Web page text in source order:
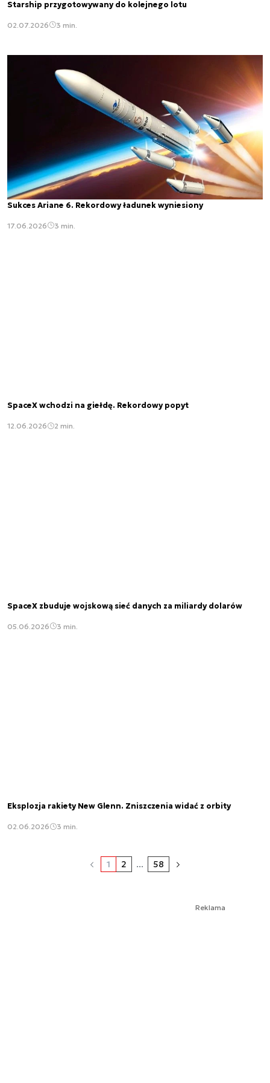
Starship przygotowywany do kolejnego lotu
02.07.2026 3 min.
Sukces Ariane 6. Rekordowy ładunek wyniesiony
17.06.2026 3 min.
SpaceX wchodzi na giełdę. Rekordowy popyt
12.06.2026 2 min.
SpaceX zbuduje wojskową sieć danych za miliardy dolarów
05.06.2026 3 min.
Eksplozja rakiety New Glenn. Zniszczenia widać z orbity
02.06.2026 3 min.
1 2 ... 58
Reklama